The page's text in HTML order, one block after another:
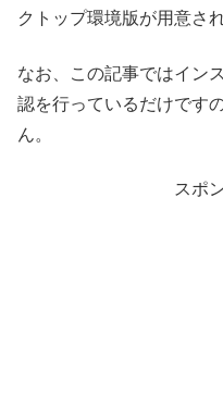
クトップ環境版が用意さ
なお、この記事ではイン
認を行っているだけです
ん。
スポ